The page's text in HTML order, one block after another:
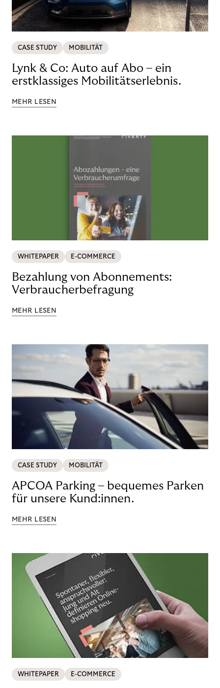
CASE STUDY MOBILITÄT
Lynk & Co: Auto auf Abo – ein
erstklassiges Mobilitätserlebnis.
MEHR LESEN
WHITEPAPER E-COMMERCE
Bezahlung von Abonnements:
Verbraucherbefragung
MEHR LESEN
CASE STUDY MOBILITÄT
APCOA Parking – bequemes Parken
für unsere Kund:innen.
MEHR LESEN
WHITEPAPER E-COMMERCE